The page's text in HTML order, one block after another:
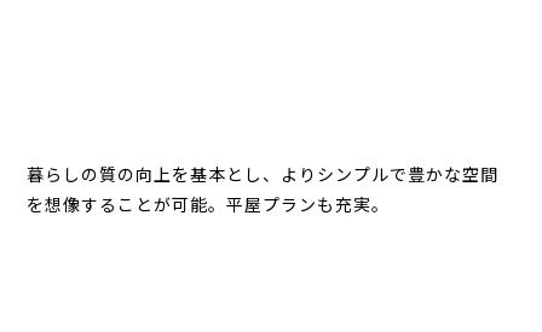
暮らしの質の向上を基本とし、よりシンプルで豊かな空間
を想像することが可能。平屋プランも充実。